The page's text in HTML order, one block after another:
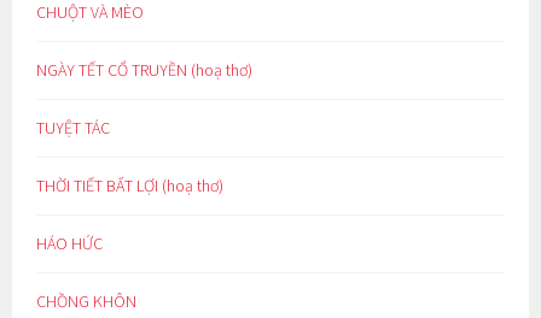
CHUỘT VÀ MÈO
NGÀY TẾT CỔ TRUYỀN (hoạ thơ)
TUYỆT TÁC
THỜI TIẾT BẤT LỢI (hoạ thơ)
HÁO HỨC
CHỒNG KHÔN